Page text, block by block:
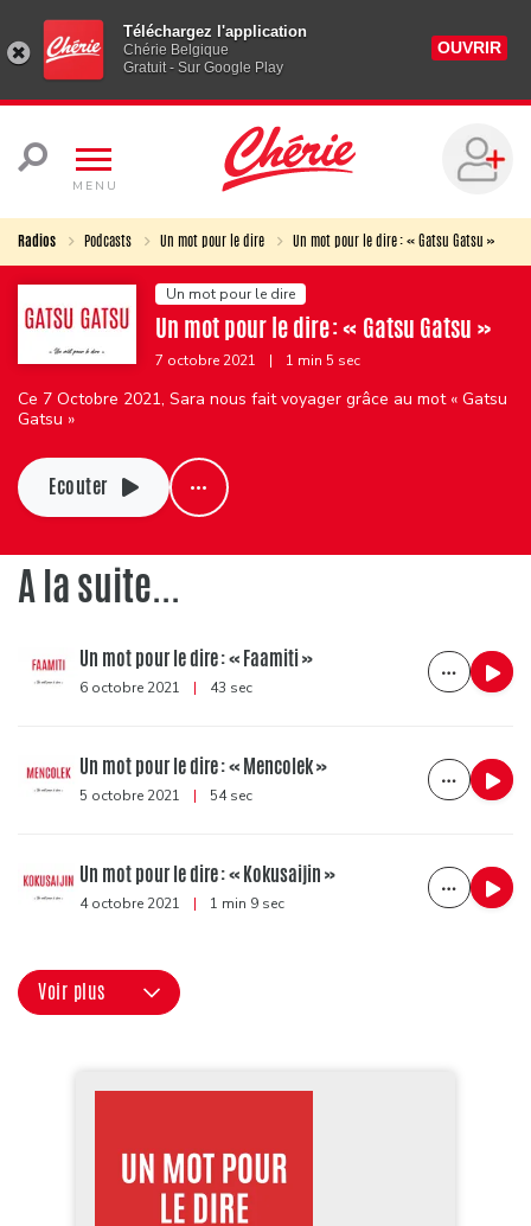
Téléchargez l'application
Chérie Belgique
Gratuit - Sur Google Play
OUVRIR
MENU
Radios Podcasts Un mot pour le dire Un mot pour le dire : « Gatsu Gatsu »
Un mot pour le dire
Un mot pour le dire : « Gatsu Gatsu »
7 octobre 2021 | 1 min 5 sec
Ce 7 Octobre 2021, Sara nous fait voyager grâce au mot « Gatsu
Gatsu »
Ecouter
A la suite...
Un mot pour le dire : « Faamiti »
6 octobre 2021 | 43 sec
Un mot pour le dire : « Mencolek »
5 octobre 2021 | 54 sec
Un mot pour le dire : « Kokusaijin »
4 octobre 2021 | 1 min 9 sec
Voir plus